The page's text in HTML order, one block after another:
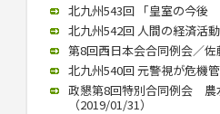
北九州543回 「皇室の今後
北九州542回 人間の経済
第8回西日本会合同例会／佐
北九州540回 元警視が危機
政懇第8回特別合同例会 農
（2019/01/31）